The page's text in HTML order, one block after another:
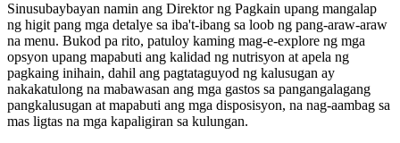
Sinusubaybayan namin ang Direktor ng Pagkain upang mangalap
ng higit pang mga detalye sa iba't-ibang sa loob ng pang-araw-araw
na menu. Bukod pa rito, patuloy kaming mag-e-explore ng mga
opsyon upang mapabuti ang kalidad ng nutrisyon at apela ng
pagkaing inihain, dahil ang pagtataguyod ng kalusugan ay
nakakatulong na mabawasan ang mga gastos sa pangangalagang
pangkalusugan at mapabuti ang mga disposisyon, na nag-aambag sa
mas ligtas na mga kapaligiran sa kulungan.